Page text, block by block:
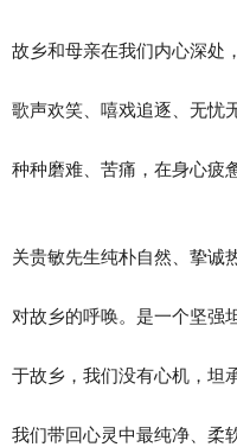
故乡和母亲在我们内心深处
歌声欢笑、嘻戏追逐、无忧
种种磨难、苦痛，在身心疲
关贵敏先生纯朴自然、挚诚
对故乡的呼唤。是一个坚强
于故乡，我们没有心机，坦
我们带回心灵中最纯净、柔